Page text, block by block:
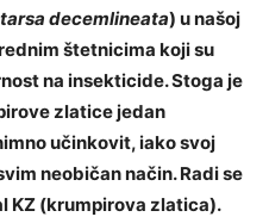
decemlineata) u našoj
štetnicima koji su
na insekticide. Stoga je
zlatice jedan
učinkovit, iako svoj
neobičan način. Radi se
KZ (krumpirova zlatica).